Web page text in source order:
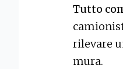
Tutto
rilevare
mura.